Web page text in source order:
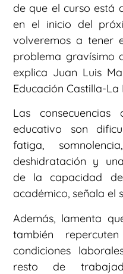
de que el curso está
en el inicio del
volveremos a tener
problema gravísimo
explica Juan Luis
Educación Castilla-La
Las
educativo son
fatiga,
deshidratación y
de la capacidad
académico, señala el
Además, lamenta
también
condiciones
resto de